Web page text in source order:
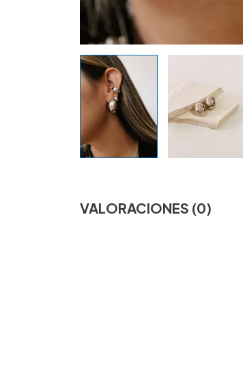
VALORACIONES (0)